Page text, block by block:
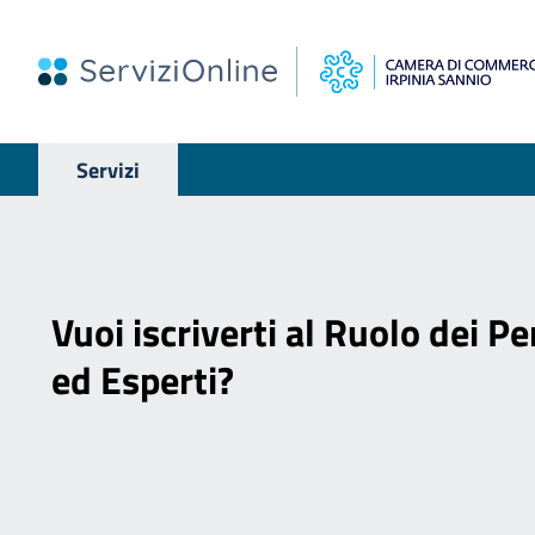
Servizi
Vuoi iscriverti al Ruolo dei
ed Esperti?